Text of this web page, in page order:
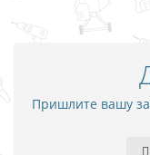
Пришлите вашу